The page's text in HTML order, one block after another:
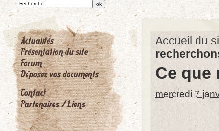
Accueil du
Ce que
mercredi 7